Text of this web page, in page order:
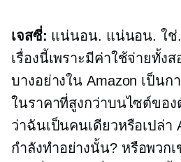
เจสซี่: แน่นอน. แน่นอน. ใ
เรื่องนี้เพราะมีค่าใช้จ่ายทั้ง
บางอย่างใน Amazon เป็น
ในราคาที่สูงกว่าบนไซต์ของ
ว่าฉันเป็นคนเดียวหรือเปล่า
กำลังทำอย่างนั้น? หรือพวก